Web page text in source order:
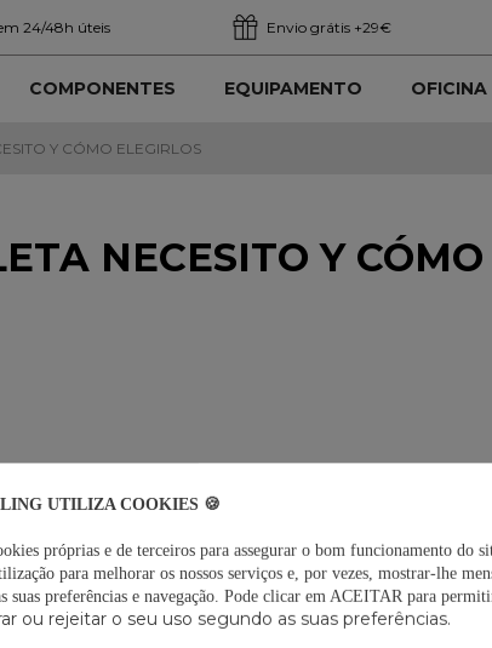
24/48h úteis Envio grátis +29€
COMPONENTES EQUIPAMENTO OFICINA
Y CÓMO ELEGIRLOS
NECESITO Y
UTILIZA COOKIES 🍪
próprias e de terceiros para assegurar o bom funcionamento do
para melhorar os nossos serviços e, por vezes, mostrar-lhe
suas preferências e navegação. Pode clicar em ACEITAR para
ou rejeitar o seu uso segundo as suas preferências.